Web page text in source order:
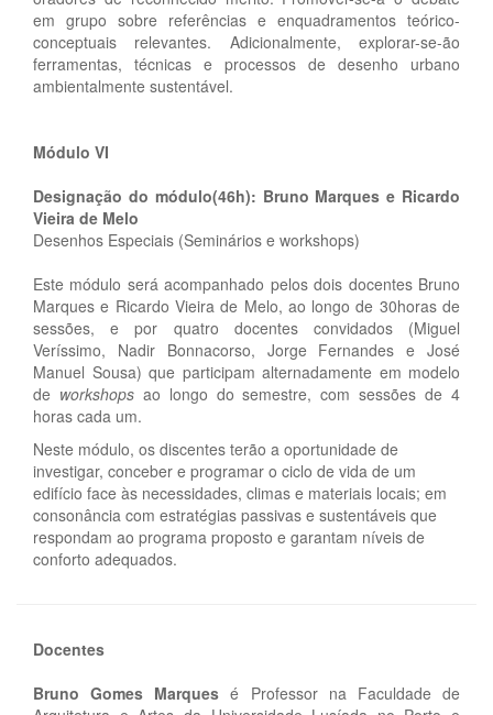
em grupo sobre referências e enquadramentos teórico-
conceptuais relevantes. Adicionalmente, explorar-se-ão
ferramentas, técnicas e processos de desenho urbano
ambientalmente sustentável.
Módulo VI
Designação do módulo(46h): Bruno Marques e Ricardo
Vieira de Melo
Desenhos Especiais (Seminários e workshops)
Este módulo será acompanhado pelos dois docentes Bruno
Marques e Ricardo Vieira de Melo, ao longo de 30horas de
sessões, e por quatro docentes convidados (Miguel
Veríssimo, Nadir Bonnacorso, Jorge Fernandes e José
Manuel Sousa) que participam alternadamente em modelo
de workshops ao longo do semestre, com sessões de 4
horas cada um.
Neste módulo, os discentes terão a oportunidade de
investigar, conceber e programar o ciclo de vida de um
edifício face às necessidades, climas e materiais locais; em
consonância com estratégias passivas e sustentáveis que
respondam ao programa proposto e garantam níveis de
conforto adequados.
Docentes
Bruno Gomes Marques é Professor na Faculdade de